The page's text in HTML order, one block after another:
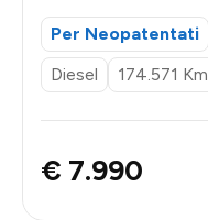
Per Neopatentati
Diesel
174.571 Km
€ 7.990